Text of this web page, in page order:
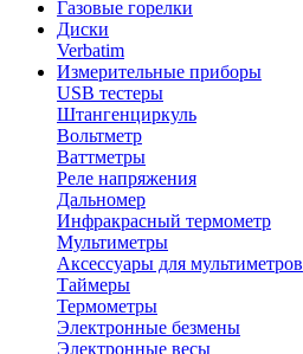
Газовые горелки
Диски
Verbatim
Измерительные приборы
USB тестеры
Штангенциркуль
Вольтметр
Ваттметры
Реле напряжения
Дальномер
Инфракрасный термометр
Мультиметры
Аксессуары для мультиметров
Таймеры
Термометры
Электронные безмены
Электронные весы